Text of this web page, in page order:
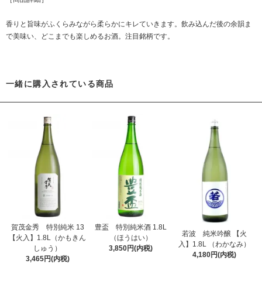
香りと旨味がふくらみながら柔らかにキレていきます。飲み込んだ後の余韻ま
で美味い、どこまでも楽しめるお酒。注目銘柄です。
一緒に購入されている商品
賀茂金秀 特別純米 13
【火入】1.8L（かもきん
しゅう）
3,465円(内税)
豊盃 特別純米酒 1.8L
（ほうはい）
3,850円(内税)
若波 純米吟醸 【火
入】1.8L （わかなみ）
4,180円(内税)